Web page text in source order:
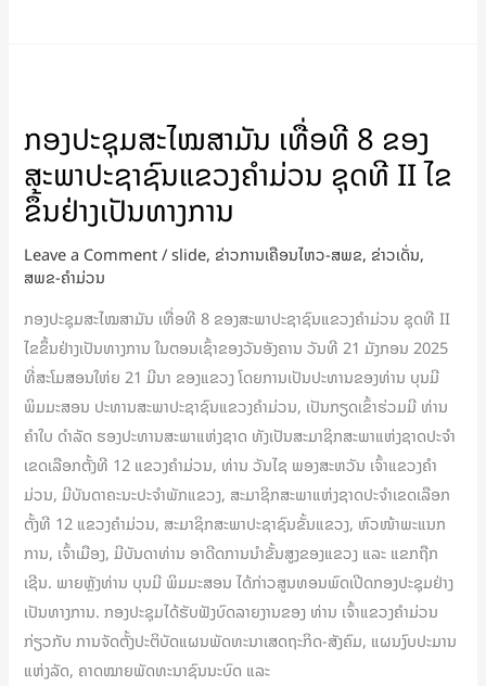
ກອງປະຊຸມສະໄໝສາມັນ ເທື່ອທີ 8 ຂອງ
ສະພາປະຊາຊົນແຂວງຄໍາມ່ວນ ຊຸດທີ II ໄຂ
ຂຶ້ນຢ່າງເປັນທາງການ
Leave a Comment/slide, ຂ່າວການເຄືອນໄຫວ-ສພຂ, ຂ່າວເດັ່ນ,
ສພຂ-ຄໍາມ່ວນ
ກອງປະຊຸມສະໄໝສາມັນ ເທື່ອທີ 8 ຂອງສະພາປະຊາຊົນແຂວງຄໍາມ່ວນ ຊຸດທີ II
ໄຂຂຶ້ນຢ່າງເປັນທາງການ ໃນຕອນເຊົ້າຂອງວັນອັງຄານ ວັນທີ 21 ມັງກອນ 2025
ທີ່ສະໂມສອນໃຫ່ຍ 21 ມີນາ ຂອງແຂວງ ໂດຍການເປັນປະທານຂອງທ່ານ ບຸນມີ
ພິມມະສອນ ປະທານສະພາປະຊາຊົນແຂວງຄໍາມ່ວນ, ເປັນກຽດເຂົ້າຮ່ວມມີ ທ່ານ
ຄໍາໃບ ດຳລັດ ຮອງປະທານສະພາແຫ່ງຊາດ ທັງເປັນສະມາຊິກສະພາແຫ່ງຊາດປະຈຳ
ເຂດເລືອກຕັ້ງທີ 12 ແຂວງຄໍາມ່ວນ, ທ່ານ ວັນໄຊ ພອງສະຫວັນ ເຈົ້າແຂວງຄໍາ
ມ່ວນ, ມີບັນດາຄະນະປະຈຳພັກແຂວງ, ສະມາຊິກສະພາແຫ່ງຊາດປະຈຳເຂດເລືອກ
ຕັ້ງທີ 12 ແຂວງຄໍາມ່ວນ, ສະມາຊິກສະພາປະຊາຊົນຂັ້ນແຂວງ, ຫົວໜ້າພະແນກ
ການ, ເຈົ້າເມືອງ, ມີບັນດາທ່ານ ອາດີດການນໍາຂັ້ນສູງຂອງແຂວງ ແລະ ແຂກຖືກ
ເຊີນ. ພາຍຫຼັງທ່ານ ບຸນມີ ພິມມະສອນ ໄດ້ກ່າວສູນທອນພົດເປີດກອງປະຊຸມຢ່າງ
ເປັນທາງການ. ກອງປະຊຸມໄດ້ຮັບຟັງບົດລາຍງານຂອງ ທ່ານ ເຈົ້າແຂວງຄຳມ່ວນ
ກ່ຽວກັບ ການຈັດຕັ້ງປະຕິບັດແຜນພັດທະນາເສດຖະກິດ-ສັງຄົມ, ແຜນງົບປະມານ
ແຫ່ງລັດ, ຄາດໝາຍພັດທະນາຊົນນະບົດ ແລະ
ສະໄໝ
ສາມັນ
ເທື່ອ
ທີ
8
ຂອງ
ສະພາ
ປະຊາຊົນ
ແຂວງ
ຄໍາ
ມ່ວນ
ຊຸດ
ທີ
II
ໄຂ
ຂຶ້ນ
ຢ່າງ
ເປັນ
ທາງການ